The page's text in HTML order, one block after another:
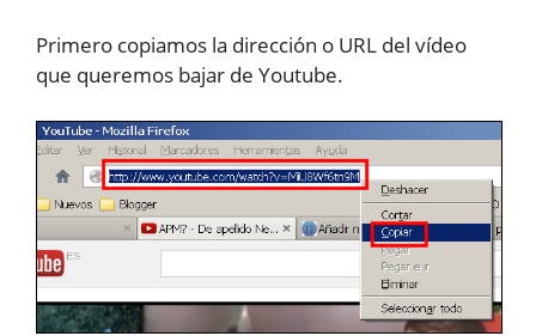
Primero copiamos la dirección o URL del vídeo
que queremos bajar de Youtube.